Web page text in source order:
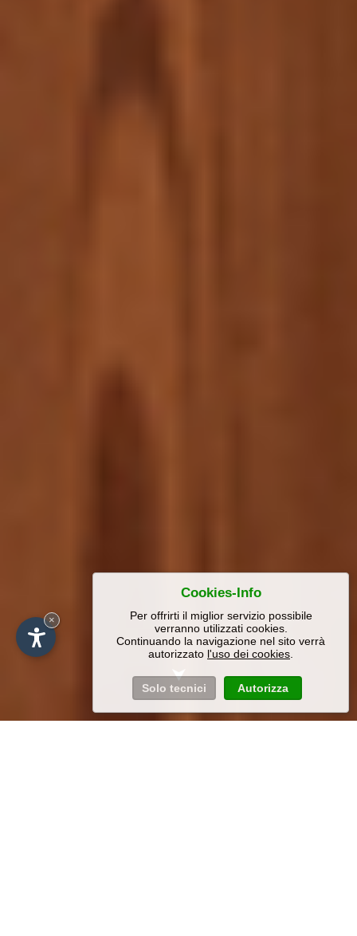
Cookies-Info
Per offrirti il miglior servizio possibile
verranno utilizzati cookies.
Continuando la navigazione nel sito verrà
autorizzato l'uso dei cookies
Solo tecnici Autorizza
×